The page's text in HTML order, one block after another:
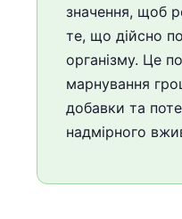
значення, щоб
те, що дійсно
організму. Це
марнування
добавки та
надмірного